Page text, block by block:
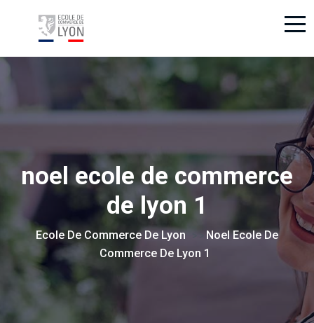
noel ecole de commerce
de lyon 1
Ecole De Commerce De Lyon
Noel Ecole De
Commerce De Lyon 1